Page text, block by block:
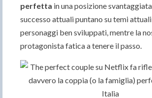
perfetta in una posizione
successo attuali puntano su temi attuali
personaggi ben sviluppati, mentre la
protagonista fatica a tenere il passo.